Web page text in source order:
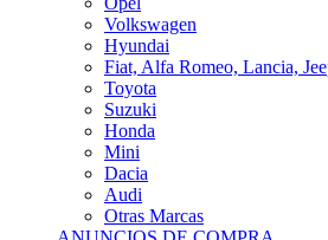
Hyundai
Fiat, Alfa Romeo, Lancia, Jeep
Toyota
Suzuki
Honda
Mini
Dacia
Audi
Otras Marcas
ANUNCIOS DE COMPRA
Compra De Coches